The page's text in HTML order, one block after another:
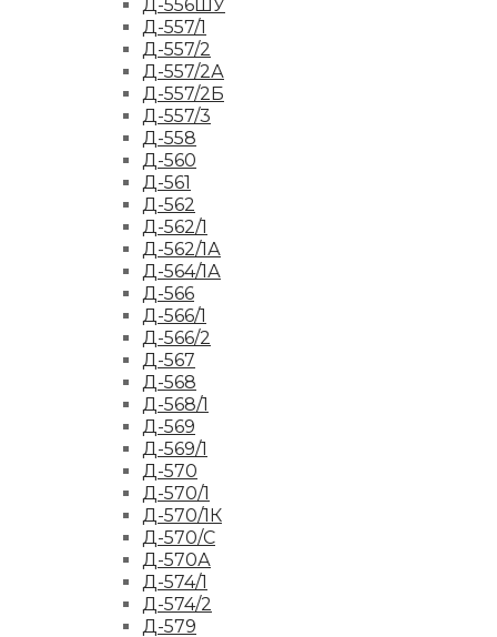
Д-556ШУ
Д-557/1
Д-557/2
Д-557/2А
Д-557/2Б
Д-557/3
Д-558
Д-560
Д-561
Д-562
Д-562/1
Д-562/1А
Д-564/1А
Д-566
Д-566/1
Д-566/2
Д-567
Д-568
Д-568/1
Д-569
Д-569/1
Д-570
Д-570/1
Д-570/1К
Д-570/С
Д-570А
Д-574/1
Д-574/2
Д-579